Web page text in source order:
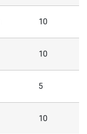
10
10
5
10